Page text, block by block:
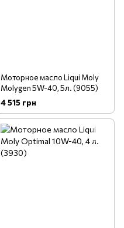
Моторное масло Liqui Moly
Molygen 5W-40, 5л. (9055)
4 515 грн